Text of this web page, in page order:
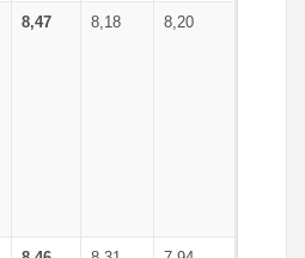
8,47 8,18 8,20